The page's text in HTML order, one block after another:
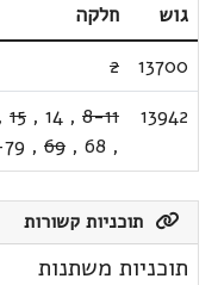
גוש
חלקה
13700
2
13942
8-11
,
14
,
15
,
,
68
,
69
,
תוכניות קשורות
תוכניות משתנות